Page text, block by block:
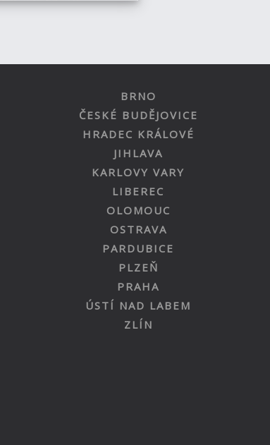
BRNO
ČESKÉ BUDĚJOVICE
HRADEC KRÁLOVÉ
JIHLAVA
KARLOVY VARY
LIBEREC
OLOMOUC
OSTRAVA
PARDUBICE
PLZEŇ
PRAHA
ÚSTÍ NAD LABEM
ZLÍN